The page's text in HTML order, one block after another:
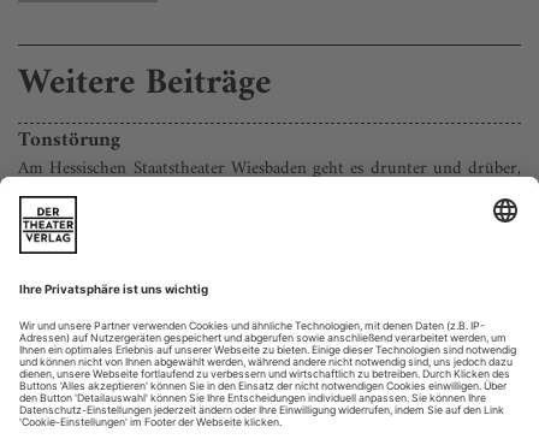
Weitere Beiträge
Tonstörung
Am Hessischen Staatstheater Wiesbaden geht es drunter und drüber,
im Fokus steht der geschäftsführende Direktor Holger von Berg
Das Bild besaß Symbolcharakter: Während der Ouvertüre zu
Richard Wagners romantischer Oper «Lohengrin», die im
Graben des Hessischen Staatstheaters bei der (szenisch leider
völlig missglückten) Premiere ohnehin eher nach
Verkrampfung als nach Verklärung klang, klemmte es
irgendwo in der Soffitte und blieb das riesige schwarze
Stofftuch zwischen Himmel und Erde...